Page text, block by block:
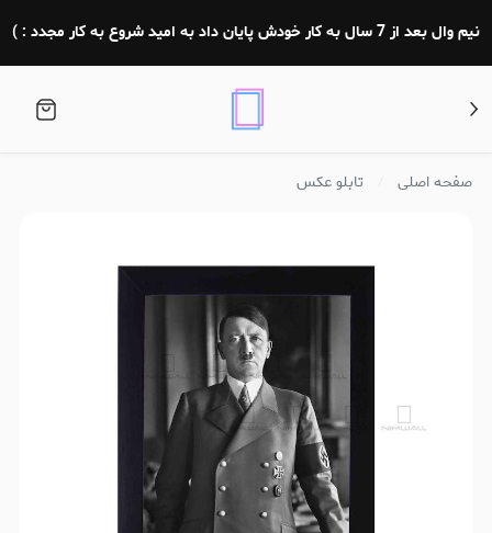
نیم وال بعد از 7 سال به کار خودش پایان داد به امید شروع به کار مجدد : )
صفحه اصلی تابلو عکس